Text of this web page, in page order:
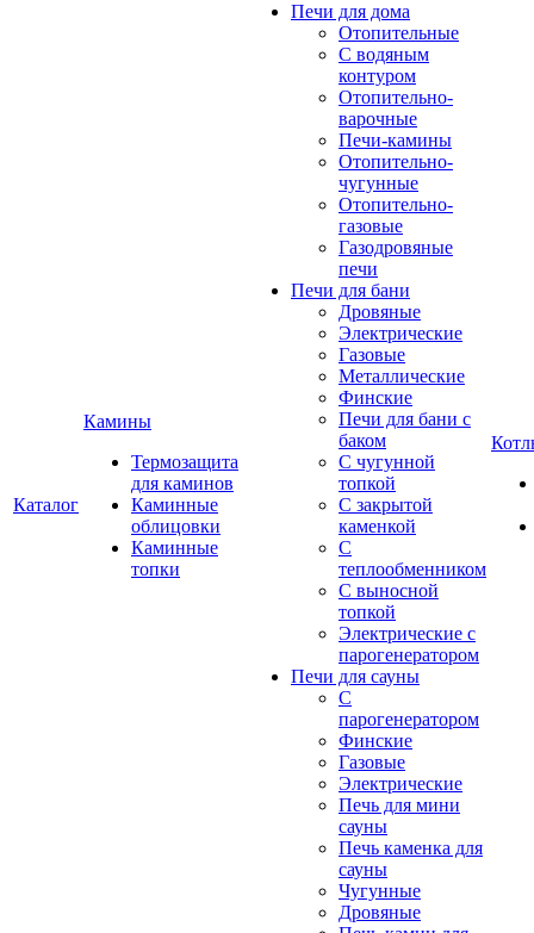
Каталог
Камины
Термозащита
для каминов
Каминные
облицовки
Каминные
топки
Печи для дома
Отопительные
C водяным
контуром
Отопительно-
варочные
Печи-камины
Отопительно-
чугунные
Отопительно-
газовые
Газодровяные
печи
Печи для бани
Дровяные
Электрические
Газовые
Металлические
Финские
Печи для бани с
баком
С чугунной
топкой
С закрытой
каменкой
С
теплообменником
С выносной
топкой
Электрические с
парогенератором
Печи для сауны
С
парогенератором
Финские
Газовые
Электрические
Печь для мини
сауны
Печь каменка для
сауны
Чугунные
Дровяные